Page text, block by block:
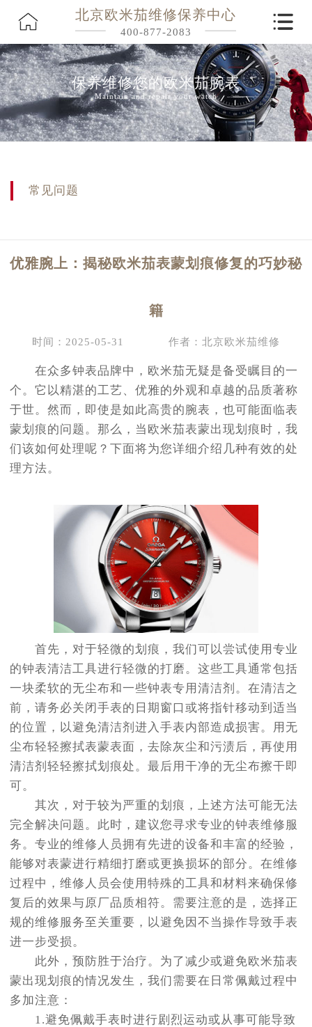
北京欧米茄维修保养中心
400-877-2083
保养维修您的欧米茄腕表
Maintain and repair your watch
常见问题
优雅腕上：揭秘欧米茄表蒙划痕修复的巧妙秘
籍
时间：2025-05-31 作者：北京欧米茄维修
在众多钟表品牌中，欧米茄无疑是备受瞩目的一
个。它以精湛的工艺、优雅的外观和卓越的品质著称
于世。然而，即使是如此高贵的腕表，也可能面临表
蒙划痕的问题。那么，当欧米茄表蒙出现划痕时，我
们该如何处理呢？下面将为您详细介绍几种有效的处
理方法。
首先，对于轻微的划痕，我们可以尝试使用专业
的钟表清洁工具进行轻微的打磨。这些工具通常包括
一块柔软的无尘布和一些钟表专用清洁剂。在清洁之
前，请务必关闭手表的日期窗口或将指针移动到适当
的位置，以避免清洁剂进入手表内部造成损害。用无
尘布轻轻擦拭表蒙表面，去除灰尘和污渍后，再使用
清洁剂轻轻擦拭划痕处。最后用干净的无尘布擦干即
可。
其次，对于较为严重的划痕，上述方法可能无法
完全解决问题。此时，建议您寻求专业的钟表维修服
务。专业的维修人员拥有先进的设备和丰富的经验，
能够对表蒙进行精细打磨或更换损坏的部分。在维修
过程中，维修人员会使用特殊的工具和材料来确保修
复后的效果与原厂品质相符。需要注意的是，选择正
规的维修服务至关重要，以避免因不当操作导致手表
进一步受损。
此外，预防胜于治疗。为了减少或避免欧米茄表
蒙出现划痕的情况发生，我们需要在日常佩戴过程中
多加注意：
1.避免佩戴手表时进行剧烈运动或从事可能导致